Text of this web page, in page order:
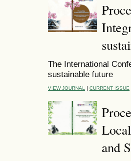
The International
sustainable future
VIEW JOURNAL | CURRENT ISSUE
and